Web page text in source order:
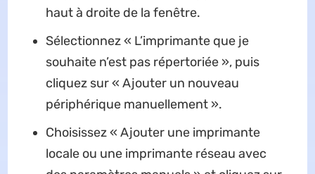
haut à droite de la fenêtre.
Sélectionnez « L’imprimante que je
souhaite n’est pas répertoriée », puis
cliquez sur « Ajouter un nouveau
périphérique manuellement ».
Choisissez « Ajouter une imprimante
locale ou une imprimante réseau avec